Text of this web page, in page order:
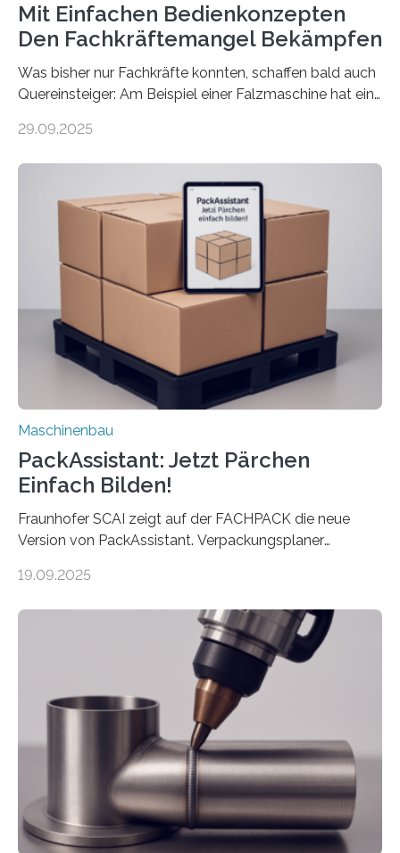
Mit Einfachen Bedienkonzepten
Den Fachkräftemangel Bekämpfen
Was bisher nur Fachkräfte konnten, schaffen bald auch
Quereinsteiger: Am Beispiel einer Falzmaschine hat ein
Mensch-Maschine-Schnittstelle so sehr vereinfacht,
Die zugrunde liegende Methodik lässt sich auf alle
anderen Maschinen übertragen. Eine Falzmaschine
umzurüsten ist ein Job für echte Profis. Eine solche
Maschine faltet in Druckereien Broschüren, Prospekte,
Landkarten und vieles mehr – mehrere Zehntausend
Exemplare pro Stunde. Je nach Maschinentyp und
Auftrag kann das Umrüsten…
29.09.2025
Maschinenbau
PackAssistant: Jetzt Pärchen
Einfach Bilden!
Fraunhofer SCAI zeigt auf der FACHPACK die neue
Version von PackAssistant. Verpackungsplaner
Automobil, Maschinenbau und in der Zulieferindustrie.
Teile als eine Einheit verpacken. Die Anordnung kann
der Benutzer vorgeben und erhält so mehr Kontrolle
über die Positionierung der Bauteile. Die ebenfalls neue
Automatisierungsschnittstelle dient dazu, die Software
besser in spezifische Unternehmensprozesse
einzubinden. Sankt Augustin – Zur Messe FACHPACK
vom 23. bis 25. September in Nürnberg…
19.09.2025